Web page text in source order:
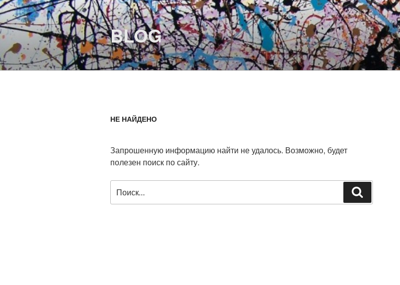
Перейти
к
содержимому
BLOG
НЕ НАЙДЕНО
Запрошенную информацию найти не удалось. Возможно, будет
полезен поиск по сайту.
Искать: